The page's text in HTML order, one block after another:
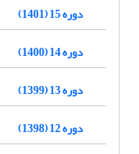
دوره 15 (1401)
دوره 14 (1400)
دوره 13 (1399)
دوره 12 (1398)